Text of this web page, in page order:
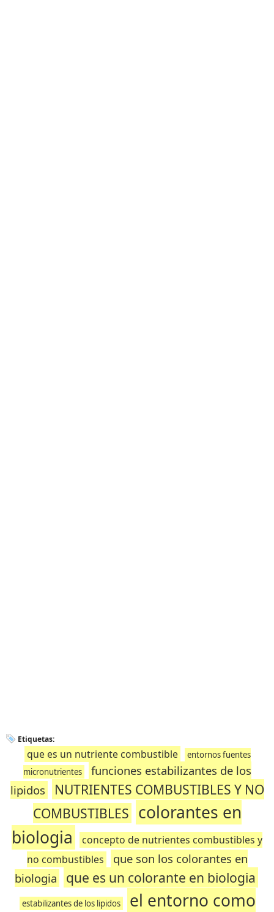
Etiquetas:
que es un nutriente combustible
entornos fuentes
micronutrientes
funciones estabilizantes de los
lipidos
NUTRIENTES COMBUSTIBLES Y NO
COMBUSTIBLES colorantes en
biologia
concepto de nutrientes combustibles y
no combustibles
que son los colorantes en
biologia
que es un colorante en biologia
estabilizantes de los lipidos
el entorno como